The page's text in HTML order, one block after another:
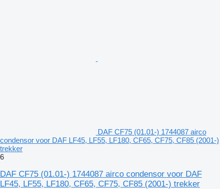
DAF CF75 (01.01-) 1744087 airco
condensor voor DAF LF45, LF55, LF180, CF65, CF75, CF85 (2001-)
trekker
6
DAF CF75 (01.01-) 1744087 airco condensor voor DAF
LF45, LF55, LF180, CF65, CF75, CF85 (2001-) trekker